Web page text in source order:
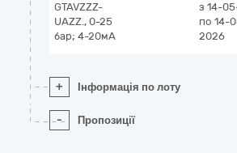
GTAVZZZ-
UAZZ., 0-25
бар; 4-20мА
з 14-
по 14-
2026
+ Інформація по лоту
- Пропозиції